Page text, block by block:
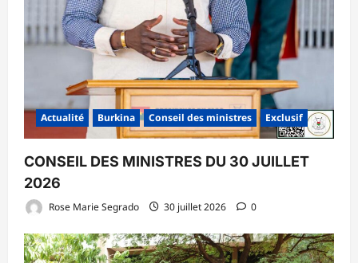
Actualité Burkina Conseil des ministres Exclusif
CONSEIL DES MINISTRES DU 30 JUILLET
2026
Rose Marie Segrado 30 juillet 2026 0